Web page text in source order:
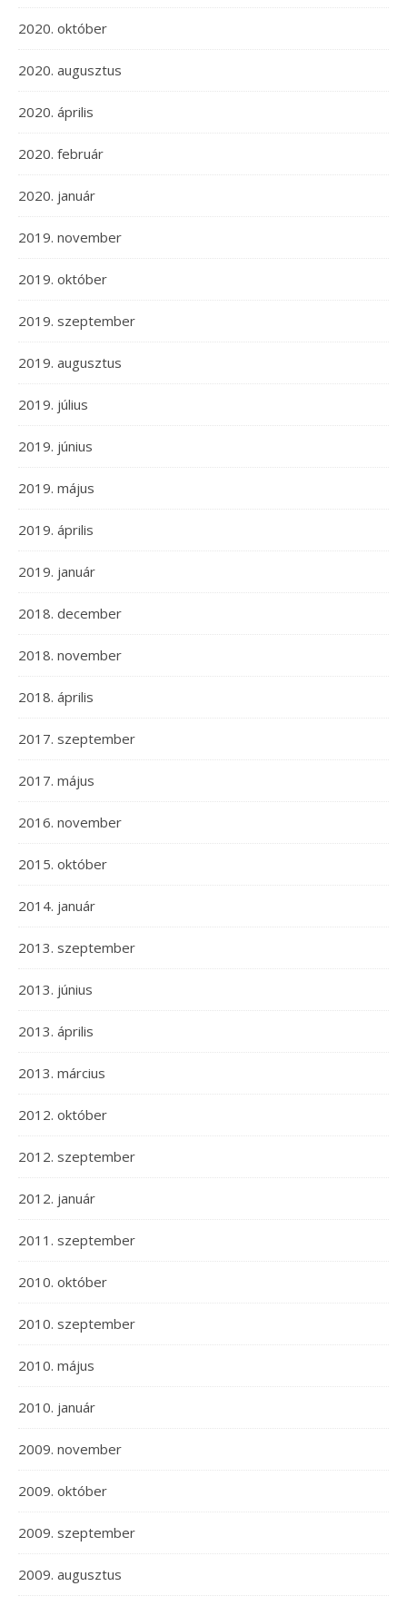
2020. október
2020. augusztus
2020. április
2020. február
2020. január
2019. november
2019. október
2019. szeptember
2019. augusztus
2019. július
2019. június
2019. május
2019. április
2019. január
2018. december
2018. november
2018. április
2017. szeptember
2017. május
2016. november
2015. október
2014. január
2013. szeptember
2013. június
2013. április
2013. március
2012. október
2012. szeptember
2012. január
2011. szeptember
2010. október
2010. szeptember
2010. május
2010. január
2009. november
2009. október
2009. szeptember
2009. augusztus